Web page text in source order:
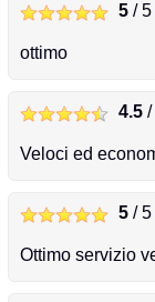
5 / 5
ottimo
4.5 /
Veloci ed
5 / 5
Ottimo servizio